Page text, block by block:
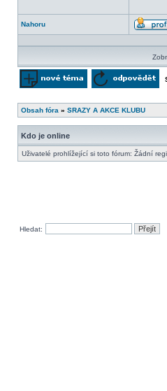
Nahoru
Obsah fóra » SRAZY A AKCE KLUBU
Kdo je online
Uživatelé prohlížející si toto fórum: Žádní
Hledat: